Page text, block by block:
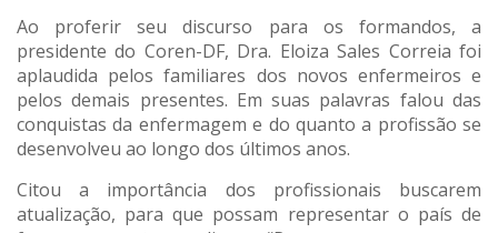
Ao proferir seu discurso para os formandos, a
presidente do Coren-DF, Dra. Eloiza Sales Correia foi
aplaudida pelos familiares dos novos enfermeiros e
pelos demais presentes. Em suas palavras falou das
conquistas da enfermagem e do quanto a profissão se
desenvolveu ao longo dos últimos anos.
Citou a importância dos profissionais buscarem
atualização, para que possam representar o país de